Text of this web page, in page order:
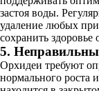
застоя воды.
удаление любых
сохранить здоровье
5.
Орхидеи требуют
нормального роста